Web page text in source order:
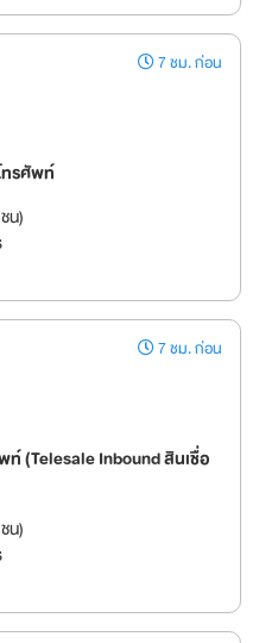
7 ชม. ก่อน
ทรศัพท์
น)
7 ชม. ก่อน
ท์ (Telesale Inbound สินเชื่อ
น)